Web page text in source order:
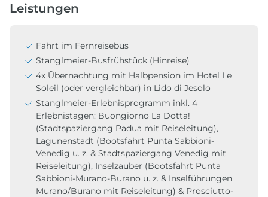
Leistungen
Fahrt im Fernreisebus
Stanglmeier-Busfrühstück (Hinreise)
4x Übernachtung mit Halbpension im Hotel Le
Soleil (oder vergleichbar) in Lido di Jesolo
Stanglmeier-Erlebnisprogramm inkl. 4
Erlebnistagen: Buongiorno La Dotta!
(Stadtspaziergang Padua mit Reiseleitung),
Lagunenstadt (Bootsfahrt Punta Sabbioni-
Venedig u. z. & Stadtspaziergang Venedig mit
Reiseleitung), Inselzauber (Bootsfahrt Punta
Sabbioni-Murano-Burano u. z. & Inselführungen
Murano/Burano mit Reiseleitung) & Prosciutto-